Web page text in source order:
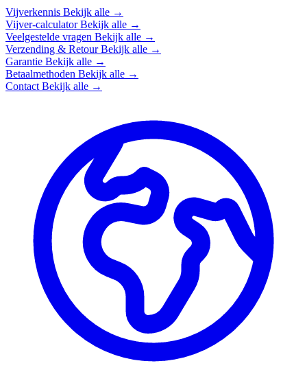
Vijverkennis Bekijk alle →
Vijver-calculatorBekijk alle →
Veelgestelde vragen Bekijk alle →
Verzending & RetourBekijk alle →
Garantie Bekijk alle →
Betaalmethoden Bekijk alle →
Contact Bekijk alle →